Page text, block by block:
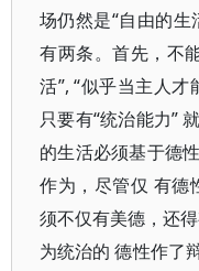
场仍然是“自由的
有两条。首先，不
活”, “似乎当主人
只要有“统治能力”
的生活必须基于德
作为，尽管仅 有德
须不仅有美德，还
为统治的 德性作了